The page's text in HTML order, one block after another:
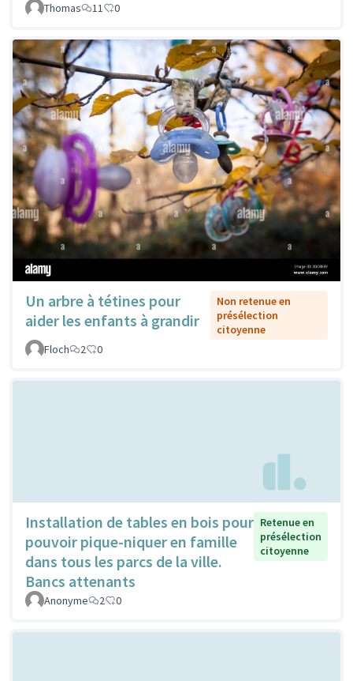
Thomas 11 0
Un arbre à tétines pour
aider les enfants à grandir
Non retenue en
présélection
citoyenne
Floch
2 0
Installation de tables en bois pour
pouvoir pique-niquer en famille
dans tous les parcs de la ville.
Bancs attenants
Retenue en
présélection
citoyenne
Anonyme 2 0